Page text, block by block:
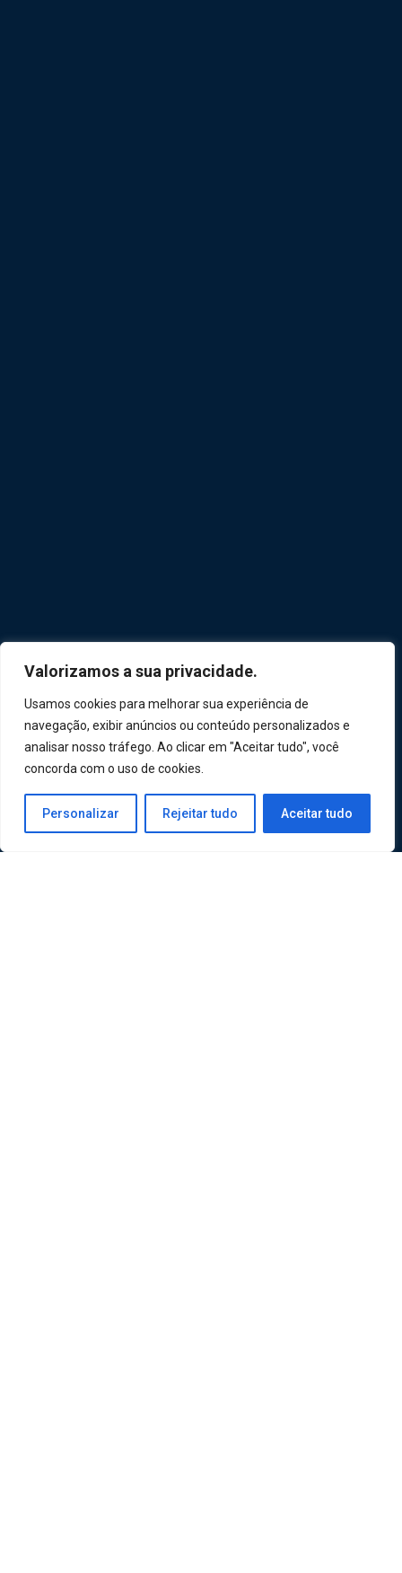
Valorizamos a sua privacidade.
Usamos cookies para melhorar sua experiência de
navegação, exibir anúncios ou conteúdo personalizados e
analisar nosso tráfego. Ao clicar em "Aceitar tudo", você
concorda com o uso de cookies.
Personalizar Rejeitar tudo Aceitar tudo